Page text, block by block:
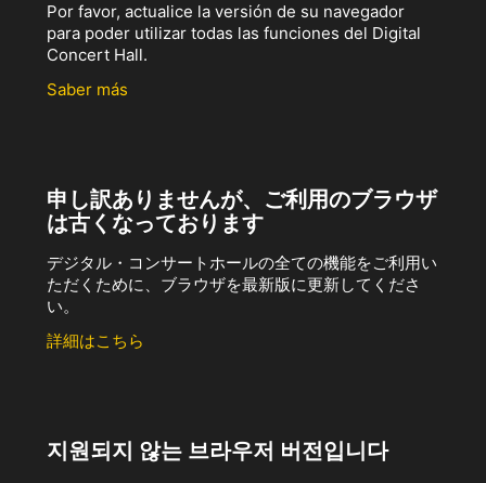
Por favor, actualice la versión de su navegador
para poder utilizar todas las funciones del Digital
Concert Hall.
Saber más
申し訳ありませんが、ご利用のブラウザ
は古くなっております
デジタル・コンサートホールの全ての機能をご利用い
ただくために、ブラウザを最新版に更新してくださ
い。
詳細はこちら
지원되지 않는 브라우저 버전입니다